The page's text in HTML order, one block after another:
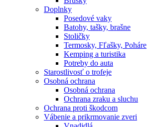
Doplnky
Posedové vaky
Batohy, tašky, brašne
Stoličky
Termosky, Fľašky, Poháre
Kemping a turistika
Potreby do auta
Starostlivosť o trofeje
Osobná ochrana
Osobná ochrana
Ochrana zraku a sluchu
Ochrana proti škodcom
Vábenie a prikrmovanie zveri